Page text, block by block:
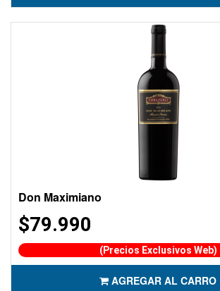
Don Maximiano
$79.990
(Precios Exclusivos Web)
AGREGAR AL CARRO